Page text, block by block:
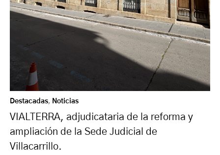
Destacadas, Noticias
VIALTERRA, adjudicataria de la reforma y
ampliación de la Sede Judicial de
Villacarrillo.